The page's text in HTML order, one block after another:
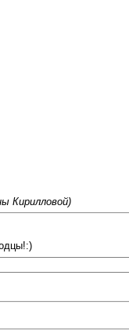
Кирилловой)